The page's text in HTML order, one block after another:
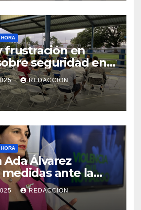
HORA
frustración en
seguridad en
REDACCION
HORA
Ada Álvarez
ante la
el noviazgo
REDACCION